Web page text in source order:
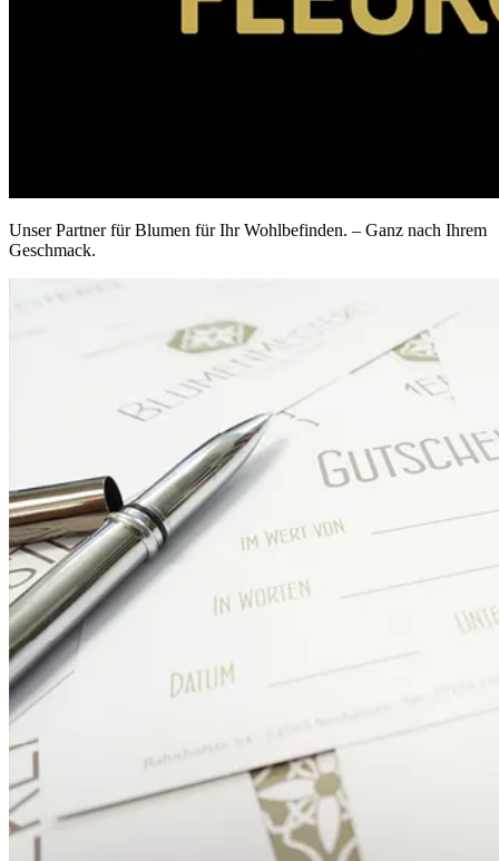
Unser Partner für Blumen für Ihr Wohlbefinden. – Ganz nach Ihrem
Geschmack.